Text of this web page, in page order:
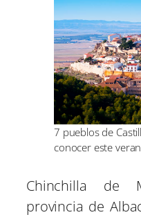
7 pueblos de
conocer este
Chinchilla de
provincia de